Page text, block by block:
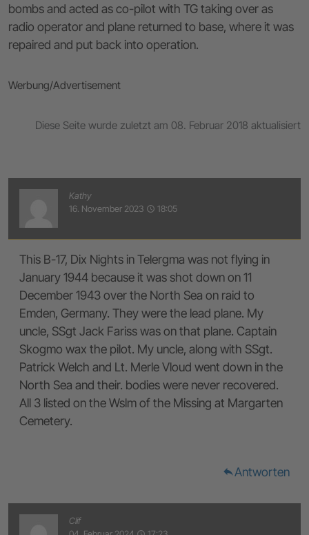
bombs and acted as co-pilot with TG taking over as
radio operator and plane returned to base, where it was
repaired and put back into operation.
Werbung/Advertisement
Diese Seite wurde zuletzt am 08. Februar 2018 aktualisiert
Kathy
16. November 2023 access_time 18:05
This B-17, Dix Nights in Telergma was not flying in
January 1944 because it was shot down on 11
December 1943 over the North Sea on raid to
Emden, Germany. They were the lead plane. My
uncle, SSgt Jack Fariss was on that plane. Captain
Skogmo wax the pilot. My uncle, along with SSgt.
Patrick Welch and Lt. Merle Vloud went down in the
North Sea and their. bodies were never recovered.
All 3 listed on the Wslm of the Missing at Margarten
Cemetery.
replyAntworten
Clif